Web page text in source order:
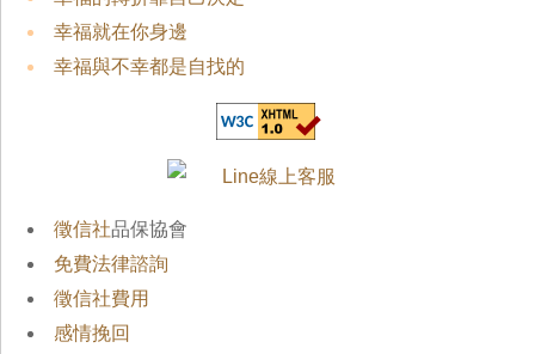
幸福就在你身邊
幸福與不幸都是自找的
徵信社品保協會
免費法律諮詢
徵信社費用
感情挽回